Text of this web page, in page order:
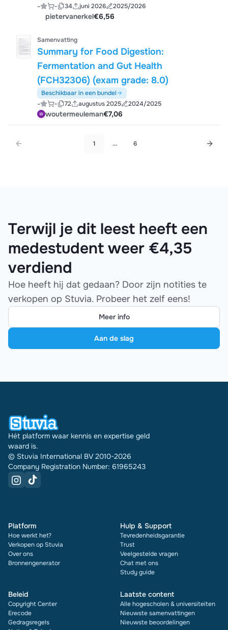
- - 34 juni 2026 2025/2026
pietervanerkel€6,56
Samenvatting
Summary for Food Digestion:
Fermentation and Gut Health
(FCH32306) (exam grade: 8.0)
Beschikbaar in een bundel
- - 72 augustus 2025 2024/2025
woutermeuleman€7,06
1 ... 6
Terwijl je dit leest heeft een
medestudent weer €4,35
verdiend
Hoe heeft hij dat gedaan? Door zijn notities te
verkopen op Stuvia. Probeer het zelf eens!
Meer info
Aan de slag
Hét platform waar kennis en expertise geld
waard is.
© Stuvia International BV 2010-2026
Company Registration Number: 61965243
Platform
Hoe werkt het?
Verkopen op Stuvia
Over ons
Bronnengenerator
Hulp & Support
Tevredenheidsgarantie
Trust
Veelgestelde vragen
Chat met ons
Study guide
Beleid
Copyright Center
Erecode
Gedragsregels
Laatste content
Alle hogescholen & universiteiten
Nieuwste samenvattingen
Nieuwste beoordelingen